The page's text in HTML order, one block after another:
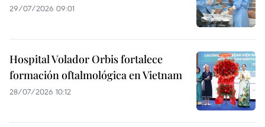
29/07/2026 09:01
Hospital Volador Orbis fortalece
formación oftalmológica en Vietnam
28/07/2026 10:12